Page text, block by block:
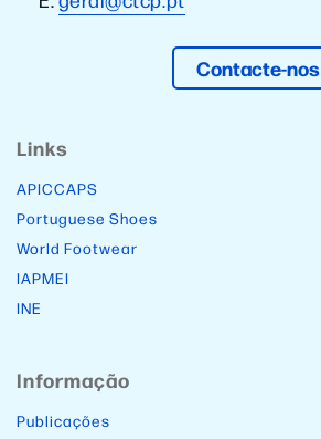
Contacte-nos
Links
APICCAPS
Portuguese Shoes
World Footwear
IAPMEI
INE
Informação
Publicações